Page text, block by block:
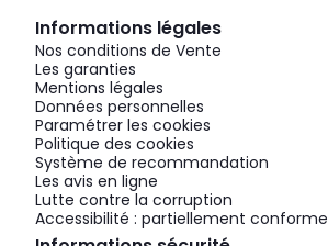
Informations légales
Nos conditions de Vente
Les garanties
Mentions légales
Données personnelles
Paramétrer les cookies
Politique des cookies
Système de recommandation
Les avis en ligne
Lutte contre la corruption
Accessibilité : partiellement conforme